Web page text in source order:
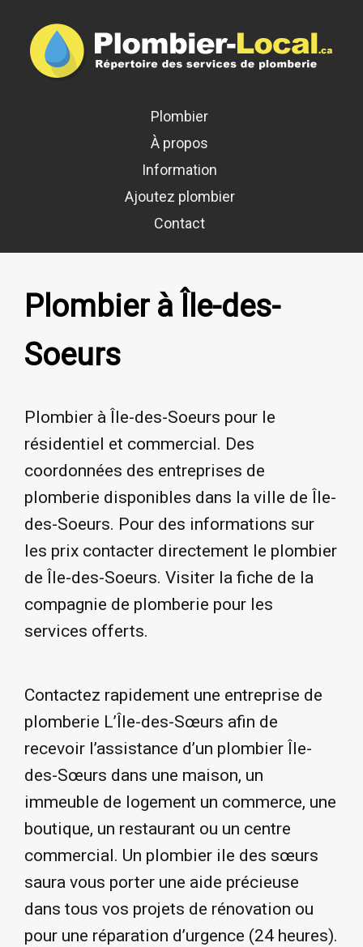
Plombier
À propos
Information
Ajoutez plombier
Contact
Plombier à Île-des-
Soeurs
Plombier à Île-des-Soeurs pour le
résidentiel et commercial. Des
coordonnées des entreprises de
plomberie disponibles dans la ville de Île-
des-Soeurs. Pour des informations sur
les prix contacter directement le plombier
de Île-des-Soeurs. Visiter la fiche de la
compagnie de plomberie pour les
services offerts.
Contactez rapidement une entreprise de
plomberie L’Île-des-Sœurs afin de
recevoir l’assistance d’un plombier Île-
des-Sœurs dans une maison, un
immeuble de logement un commerce, une
boutique, un restaurant ou un centre
commercial. Un plombier ile des sœurs
saura vous porter une aide précieuse
dans tous vos projets de rénovation ou
pour une réparation d’urgence (24 heures).